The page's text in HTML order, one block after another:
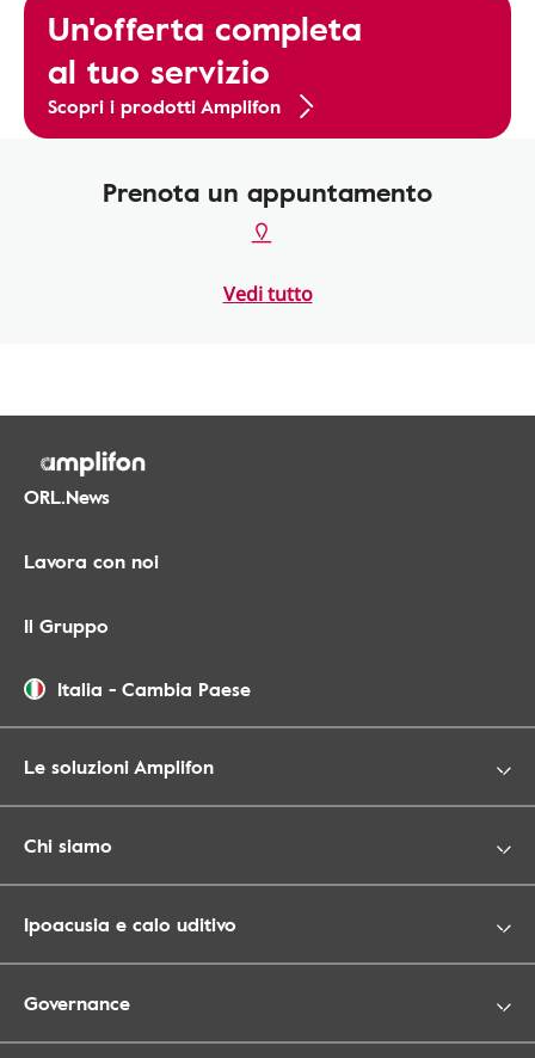
Un'offerta completa
al tuo servizio
Scopri i prodotti Amplifon
Prenota un appuntamento
Vedi tutto
ORL.News
Lavora con noi
Il Gruppo
Italia - Cambia Paese
Le soluzioni Amplifon
Chi siamo
Ipoacusia e calo uditivo
Governance